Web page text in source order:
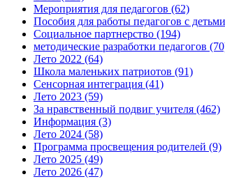
Мероприятия для педагогов (62)
Пособия для работы педагогов с детьми
Социальное партнерство (194)
методические разработки педагогов
Лето 2022 (64)
Школа маленьких патриотов (91)
Сенсорная интеграция (41)
Лето 2023 (59)
За нравственный подвиг учителя (462)
Информация (3)
Лето 2024 (58)
Программа просвещения родителей (9)
Лето 2025 (49)
Лето 2026 (47)